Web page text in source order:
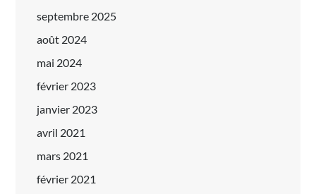
septembre 2025
août 2024
mai 2024
février 2023
janvier 2023
avril 2021
mars 2021
février 2021